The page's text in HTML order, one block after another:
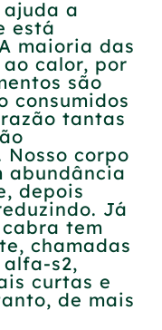
a
está
maioria das
calor, por
são
consumidos
tantas
corpo
abundância
depois
Já
tem
chamadas
s2,
curtas e
de mais